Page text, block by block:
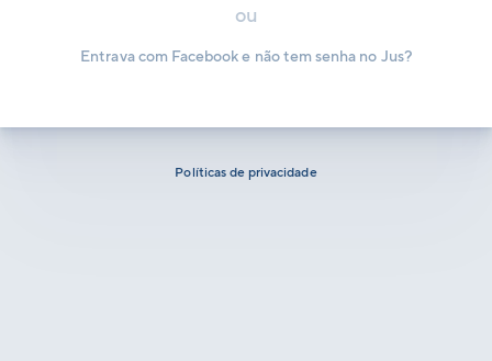
ou
Entrava com Facebook e não tem senha no Jus?
Políticas de privacidade